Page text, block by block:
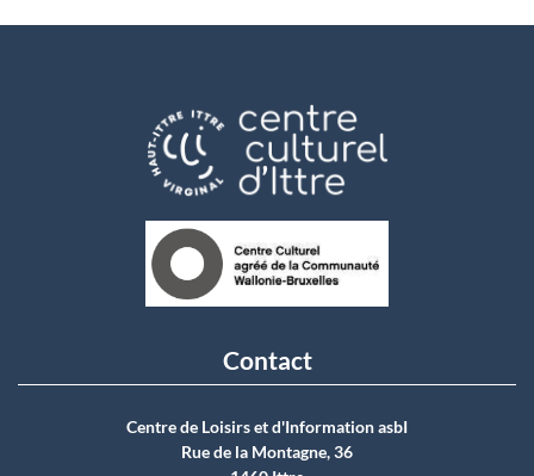
Contact
Centre de Loisirs et d'Information asbI
Rue de la Montagne, 36